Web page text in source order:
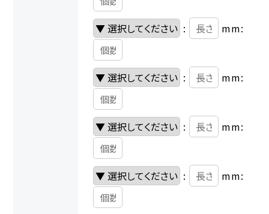
: mm:
: mm:
: mm:
: mm: